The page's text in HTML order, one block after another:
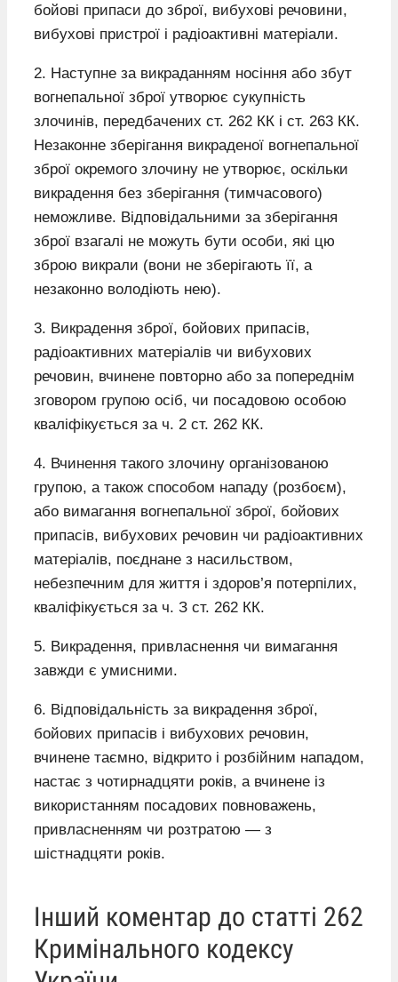
бойові припаси до зброї, вибухові речовини,
вибухові пристрої і радіоактивні матеріали.
2. Наступне за викраданням носіння або збут
вогнепальної зброї утворює сукупність
злочинів, передбачених ст. 262 КК і ст. 263 КК.
Незаконне зберігання викраденої вогнепальної
зброї окремого злочину не утворює, оскільки
викрадення без зберігання (тимчасового)
неможливе. Відповідальними за зберігання
зброї взагалі не можуть бути особи, які цю
зброю викрали (вони не зберігають її, а
незаконно володіють нею).
3. Викрадення зброї, бойових припасів,
радіоактивних матеріалів чи вибухових
речовин, вчинене повторно або за попереднім
зговором групою осіб, чи посадовою особою
кваліфікується за ч. 2 ст. 262 КК.
4. Вчинення такого злочину організованою
групою, а також способом нападу (розбоєм),
або вимагання вогнепальної зброї, бойових
припасів, вибухових речовин чи радіоактивних
матеріалів, поєднане з насильством,
небезпечним для життя і здоров’я потерпілих,
кваліфікується за ч. З ст. 262 КК.
5. Викрадення, привласнення чи вимагання
завжди є умисними.
6. Відповідальність за викрадення зброї,
бойових припасів і вибухових речовин,
вчинене таємно, відкрито і розбійним нападом,
настає з чотирнадцяти років, а вчинене із
використанням посадових повноважень,
привласненням чи розтратою — з
шістнадцяти років.
Інший коментар до статті 262
Кримінального кодексу